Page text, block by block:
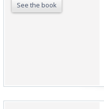
See the book